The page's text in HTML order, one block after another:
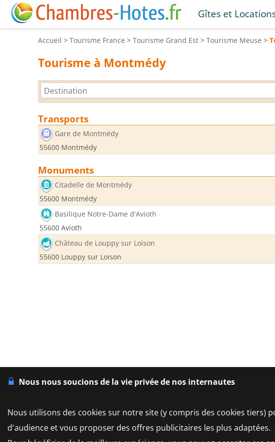
Gîtes et
Accueil > Tourisme France > Tourisme Grand Est > Tourisme Meuse >
Tourisme à Montmédy
Transports
Gare de Montmédy
55600 Montmédy
Monuments
Citadelle de Montmédy
55600 Montmédy
Basilique Notre-Dame d'Avioth
55600 Avioth
Château de Louppy sur Loison
55600 Louppy sur Loison
Nous nous soucions de la vie privée de nos internautes
Nous utilisons des cookies sur notre site (y compris des cookies
d'audience et vous proposer des offres publicitaires les plus adaptées.